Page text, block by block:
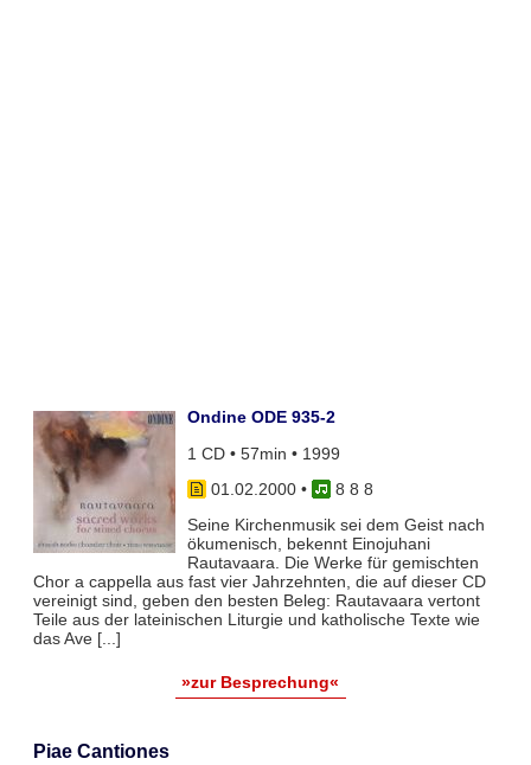
Ondine ODE 935-2
1 CD • 57min • 1999
01.02.2000•
8 8 8
Seine Kirchenmusik sei dem Geist nach
ökumenisch, bekennt Einojuhani
Rautavaara. Die Werke für gemischten
Chor a cappella aus fast vier Jahrzehnten, die auf dieser CD
vereinigt sind, geben den besten Beleg: Rautavaara vertont
Teile aus der lateinischen Liturgie und katholische Texte wie
das Ave [...]
»zur Besprechung«
Piae Cantiones